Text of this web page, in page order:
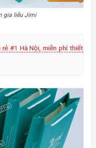
gia liễu Jimi
rẻ #1 Hà Nội, miễn phí thiết